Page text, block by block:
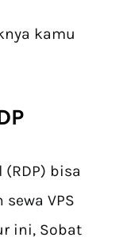
kamu
bisa
VPS
ini, Sobat